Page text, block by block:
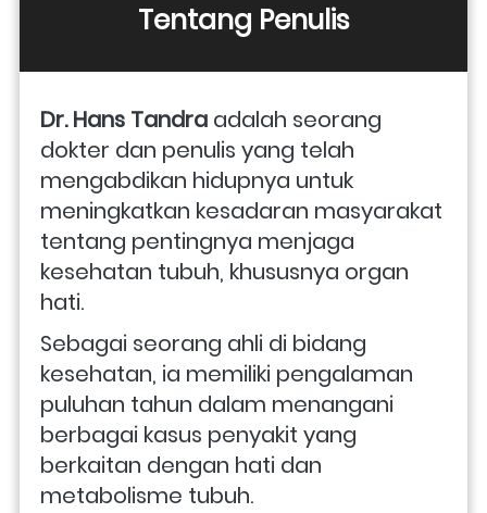
Tentang Penulis
Dr. Hans Tandra adalah seorang
dokter dan penulis yang telah
mengabdikan hidupnya untuk
meningkatkan kesadaran masyarakat
tentang pentingnya menjaga
kesehatan tubuh, khususnya organ
hati.
Sebagai seorang ahli di bidang
kesehatan, ia memiliki pengalaman
puluhan tahun dalam menangani
berbagai kasus penyakit yang
berkaitan dengan hati dan
metabolisme tubuh.